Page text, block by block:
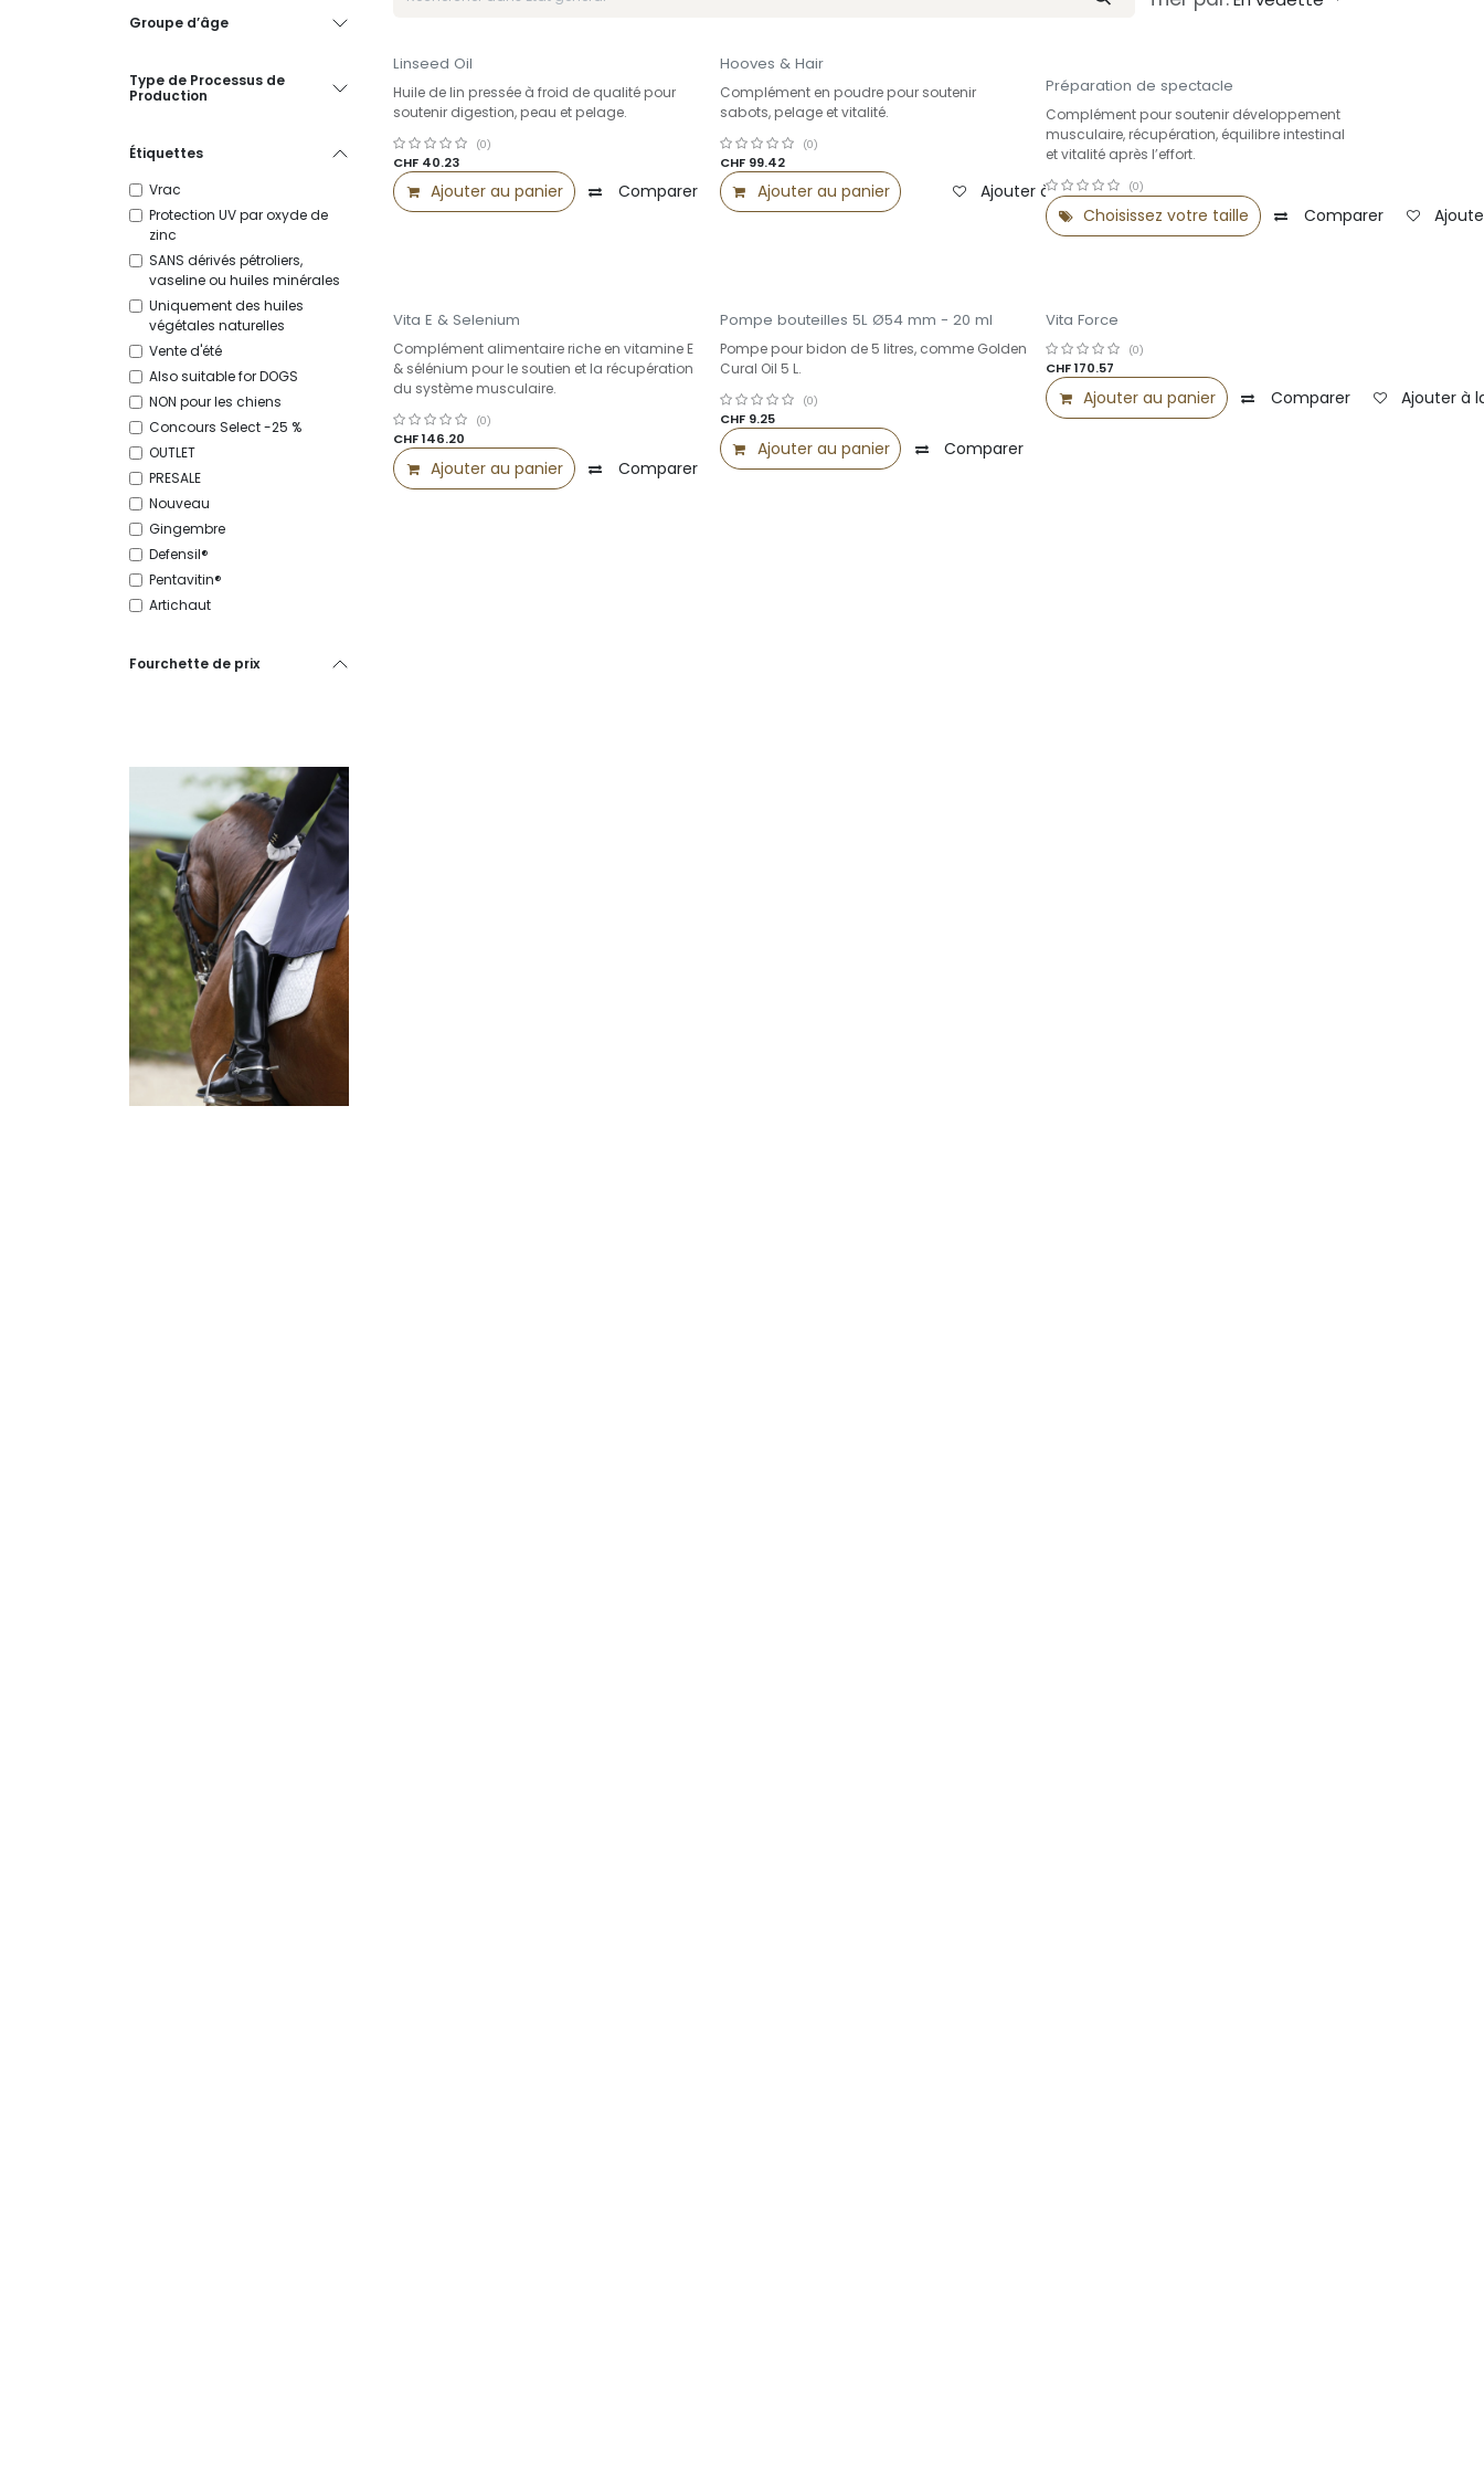
Groupe d’âge
Type de Processus de
Production
Étiquettes
Vrac
Protection UV par oxyde de
zinc
SANS dérivés pétroliers,
vaseline ou huiles minérales
Uniquement des huiles
végétales naturelles
Vente d'été
Also suitable for DOGS
NON pour les chiens
Concours Select -25 %
OUTLET
PRESALE
Nouveau
Gingembre
Defensil®
Pentavitin®
Artichaut
Fourchette de prix
Linseed Oil
Huile de lin pressée à froid de qualité pour
soutenir digestion, peau et pelage.
(0)
CHF 40.23
Ajouter au panier Comparer Ajouter à la liste de souhaits
Hooves & Hair
Complément en poudre pour soutenir
sabots, pelage et vitalité.
(0)
CHF 99.42
Ajouter au panier Ajouter à la liste de souhaits
Select Sale -25%
Préparation de spectacle
Complément pour soutenir développement
musculaire, récupération, équilibre intestinal
et vitalité après l’effort.
(0)
Choisissez votre taille Comparer
Vita E & Selenium
Complément alimentaire riche en vitamine E
& sélénium pour le soutien et la récupération
du système musculaire.
(0)
CHF146.20
Ajouter au panier Comparer Ajouter à la liste de souhaits
Pompe bouteilles 5L Ø54 mm - 20 ml
Pompe pour bidon de 5 litres, comme Golden
Cural Oil 5 L.
(0)
CHF 9.25
Ajouter au panier Comparer
Vita Force
(0)
CHF170.57
Ajouter au panier Comparer Ajouter à